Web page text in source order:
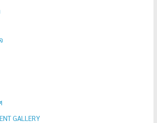
GALLERY